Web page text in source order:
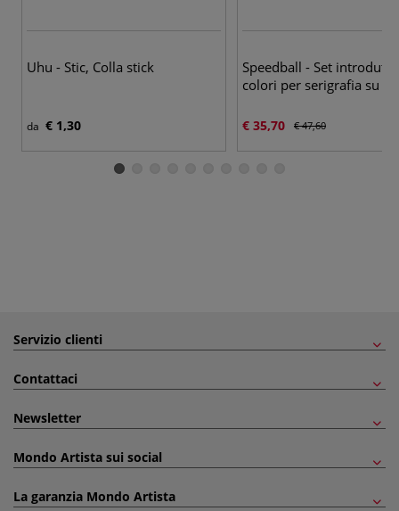
Uhu - Stic, Colla stick
da € 1,30
Speedball - Set
colori per serigrafia su
€ 35,70 € 47,60
Servizio clienti
Contattaci
Newsletter
Mondo Artista sui social
La garanzia Mondo Artista